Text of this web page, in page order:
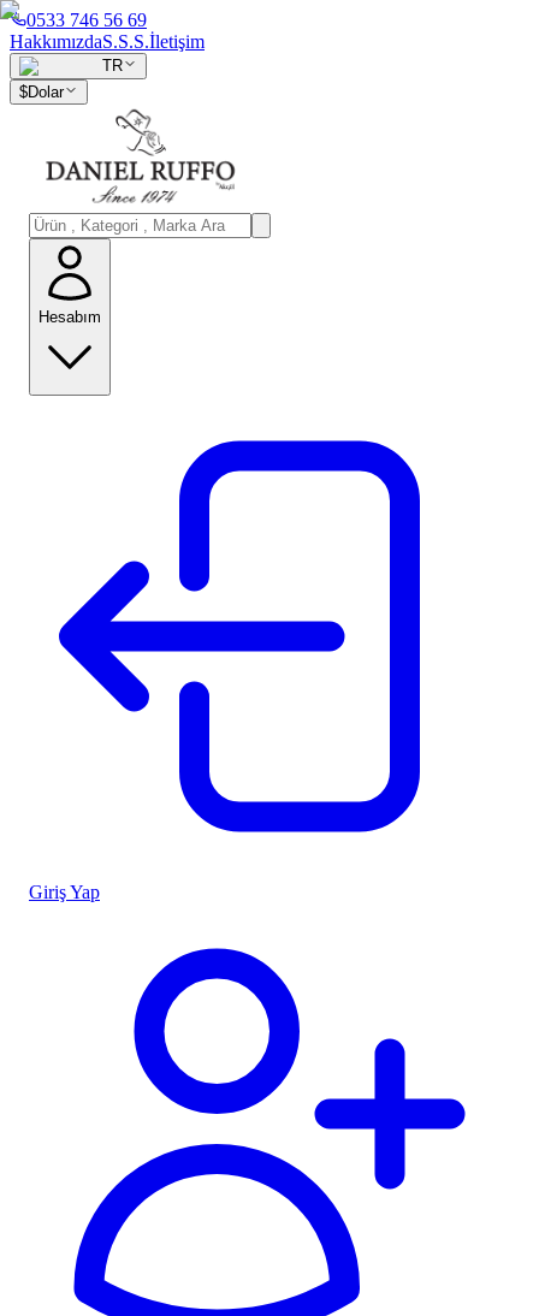
0533 746 56 69
HakkımızdaS.S.S.İletişim
TR
$Dolar
Hesabım
Giriş Yap